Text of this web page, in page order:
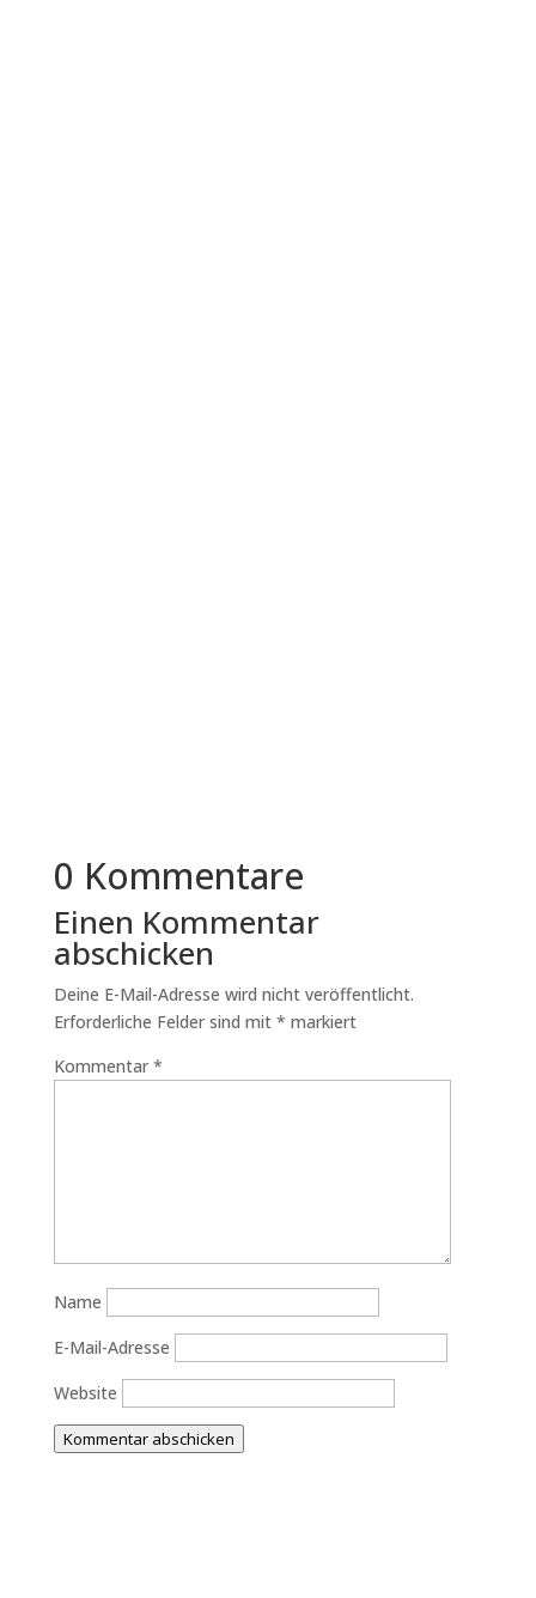
0 Kommentare
Einen Kommentar
abschicken
Deine E-Mail-Adresse wird nicht veröffentlicht.
Erforderliche Felder sind mit * markiert
Kommentar *
Name
E-Mail-Adresse
Website
Kommentar abschicken